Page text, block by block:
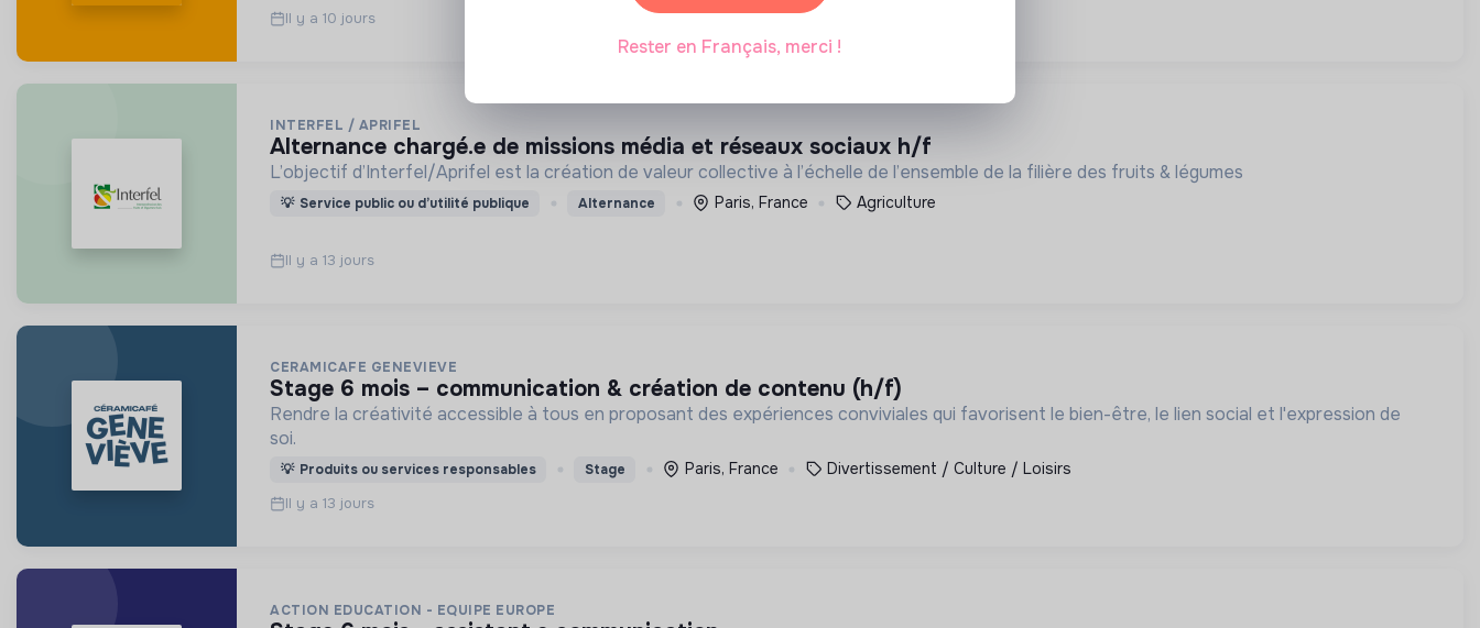
Il y a 10 jours
INTERFEL / APRIFEL
alternance chargé.e de missions média et réseaux sociaux h/f
L’objectif d’Interfel/Aprifel est la création de valeur collective à l’échelle de l’ensemble de la filière des fruits & légumes
💡 Service public ou d’utilité publique Alternance Paris, France Agriculture
Il y a 13 jours
CERAMICAFE GENEVIEVE
stage 6 mois – communication & création de contenu (h/f)
Rendre la créativité accessible à tous en proposant des expériences conviviales qui favorisent le bien-être, le lien social et l'expression de
soi.
💡 Produits ou services responsables Stage Paris, France Divertissement / Culture / Loisirs
Il y a 13 jours
ACTION EDUCATION - EQUIPE EUROPE
Rester en Français, merci !